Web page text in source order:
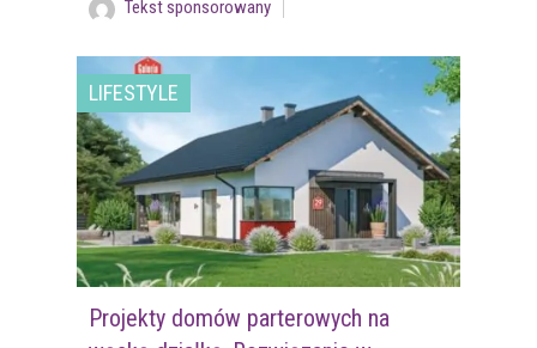
Tekst sponsorowany
LIFESTYLE
Projekty domów parterowych na